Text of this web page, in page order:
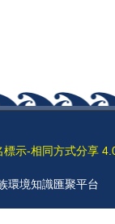
標示-相同方式分享
環境知識匯聚平台